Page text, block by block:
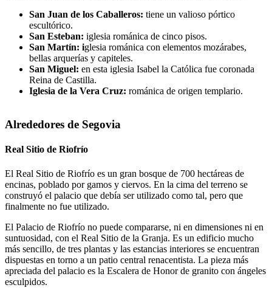
San Juan de los Caballeros: tiene un valioso pórtico
escultórico.
San Esteban: iglesia románica de cinco pisos.
San Martín: iglesia románica con elementos mozárabes,
bellas arquerías y capiteles.
San Miguel: en esta iglesia Isabel la Católica fue coronada
Reina de Castilla.
Iglesia de la Vera Cruz: románica de origen templario.
Alrededores de Segovia
Real Sitio de Riofrío
El Real Sitio de Riofrío es un gran bosque de 700 hectáreas de
encinas, poblado por gamos y ciervos. En la cima del terreno se
construyó el palacio que debía ser utilizado como tal, pero que
finalmente no fue utilizado.
El Palacio de Riofrío no puede compararse, ni en dimensiones ni en
suntuosidad, con el Real Sitio de la Granja. Es un edificio mucho
más sencillo, de tres plantas y las estancias interiores se encuentran
dispuestas en torno a un patio central renacentista. La pieza más
apreciada del palacio es la Escalera de Honor de granito con ángeles
esculpidos.